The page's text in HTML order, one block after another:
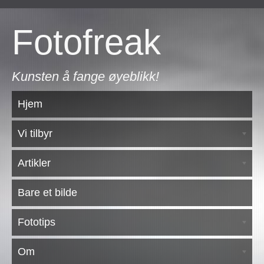
Fotofreak
Kunsten å fange øyeblikk!
Hjem
Vi tilbyr
Artikler
Bare et bilde
Fototips
Om